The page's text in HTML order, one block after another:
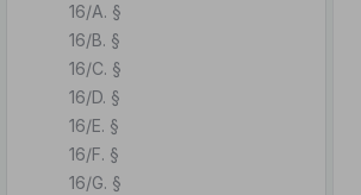
16/A. §
16/B. §
16/C. §
16/D. §
16/E. §
16/F. §
16/G. §